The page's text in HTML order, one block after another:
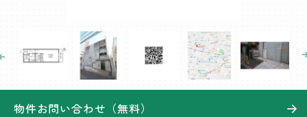
物件お問い合わせ（無料）